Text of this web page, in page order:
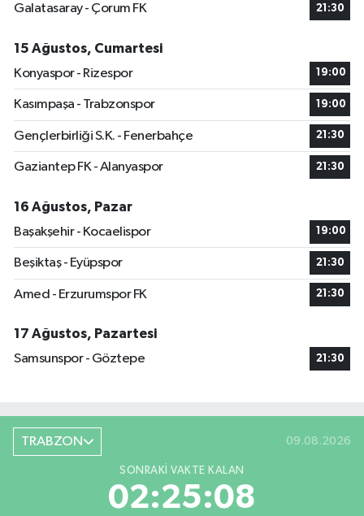
Galatasaray - Çorum FK
21:30
15 Ağustos, Cumartesi
Konyaspor - Rizespor
19:00
Kasımpaşa - Trabzonspor 19:00
Gençlerbirliği S.K. - Fenerbahçe 21:30
Gaziantep FK - Alanyaspor 21:30
16 Ağustos, Pazar
Başakşehir - Kocaelispor
19:00
Beşiktaş - Eyüpspor 21:30
Amed - Erzurumspor FK 21:30
17 Ağustos, Pazartesi
Samsunspor - Göztepe
21:30
TRABZON 09.08.2026
SONRAKI VAKTE KALAN
02:25:07